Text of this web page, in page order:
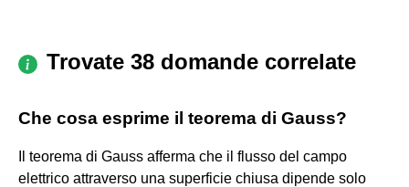
Trovate 38 domande correlate
Che cosa esprime il teorema di Gauss?
Il teorema di Gauss afferma che il flusso del campo
elettrico attraverso una superficie chiusa dipende solo